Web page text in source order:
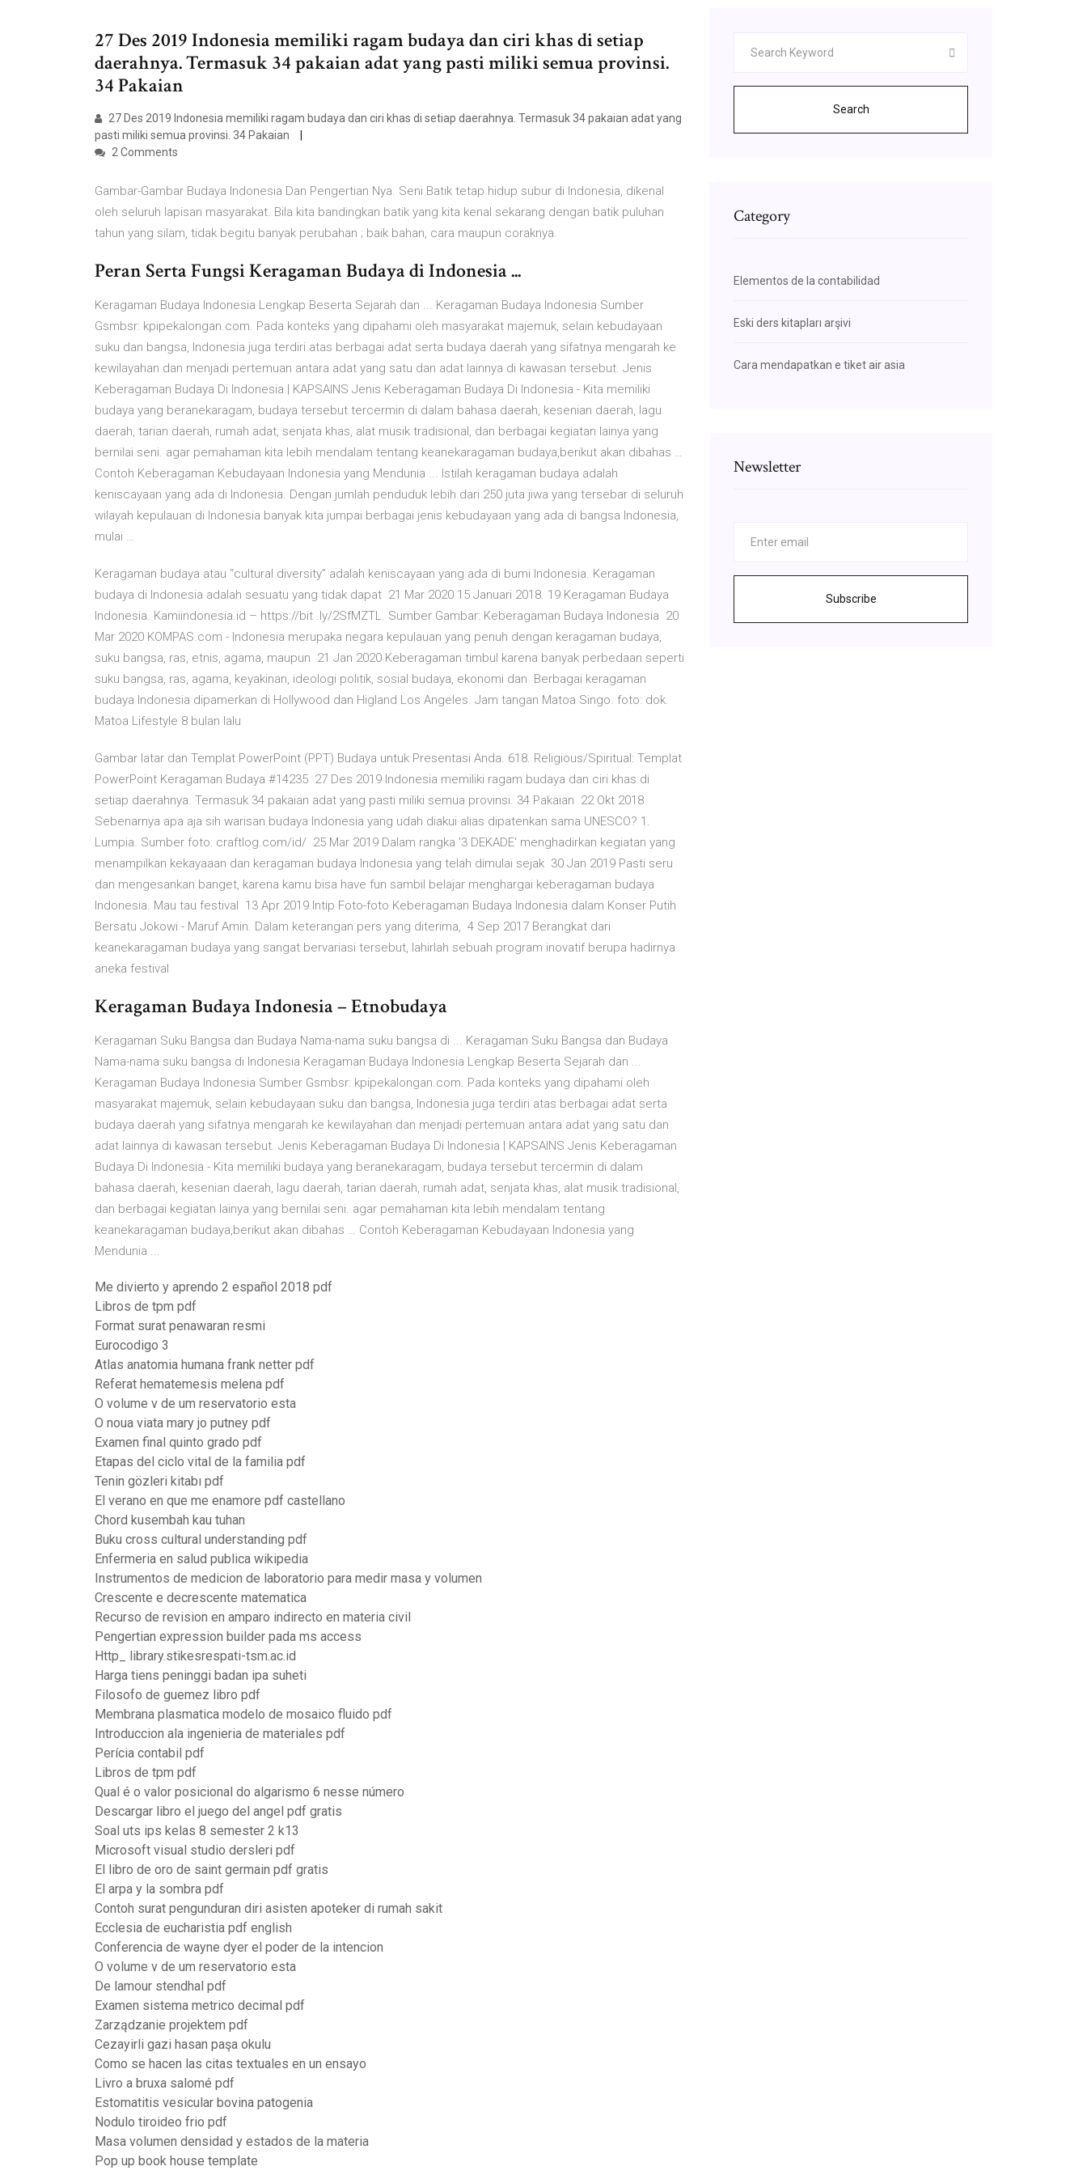
27 Des 2019 Indonesia memiliki ragam budaya dan ciri khas di setiap
daerahnya. Termasuk 34 pakaian adat yang pasti miliki semua provinsi.
34 Pakaian
27 Des 2019 Indonesia memiliki ragam budaya dan ciri khas di setiap daerahnya. Termasuk 34 pakaian adat yang
pasti miliki semua provinsi. 34 Pakaian
2 Comments
Gambar-Gambar Budaya Indonesia Dan Pengertian Nya. Seni Batik tetap hidup subur di Indonesia, dikenal
oleh seluruh lapisan masyarakat. Bila kita bandingkan batik yang kita kenal sekarang dengan batik puluhan
tahun yang silam, tidak begitu banyak perubahan ; baik bahan, cara maupun coraknya.
Peran Serta Fungsi Keragaman Budaya di Indonesia ...
Keragaman Budaya Indonesia Lengkap Beserta Sejarah dan ... Keragaman Budaya Indonesia Sumber
Gsmbsr: kpipekalongan.com. Pada konteks yang dipahami oleh masyarakat majemuk, selain kebudayaan
suku dan bangsa, Indonesia juga terdiri atas berbagai adat serta budaya daerah yang sifatnya mengarah ke
kewilayahan dan menjadi pertemuan antara adat yang satu dan adat lainnya di kawasan tersebut. Jenis
Keberagaman Budaya Di Indonesia | KAPSAINS Jenis Keberagaman Budaya Di Indonesia - Kita memiliki
budaya yang beranekaragam, budaya tersebut tercermin di dalam bahasa daerah, kesenian daerah, lagu
daerah, tarian daerah, rumah adat, senjata khas, alat musik tradisional, dan berbagai kegiatan lainya yang
bernilai seni. agar pemahaman kita lebih mendalam tentang keanekaragaman budaya,berikut akan dibahas …
Contoh Keberagaman Kebudayaan Indonesia yang Mendunia ... Istilah keragaman budaya adalah
keniscayaan yang ada di Indonesia. Dengan jumlah penduduk lebih dari 250 juta jiwa yang tersebar di seluruh
wilayah kepulauan di Indonesia banyak kita jumpai berbagai jenis kebudayaan yang ada di bangsa Indonesia,
mulai …
Keragaman budaya atau “cultural diversity” adalah keniscayaan yang ada di bumi Indonesia. Keragaman
budaya di Indonesia adalah sesuatu yang tidak dapat 21 Mar 2020 15 Januari 2018. 19 Keragaman Budaya
Indonesia. Kamiindonesia.id – https://bit .ly/2SfMZTL. Sumber Gambar: Keberagaman Budaya Indonesia 20
Mar 2020 KOMPAS.com - Indonesia merupaka negara kepulauan yang penuh dengan keragaman budaya,
suku bangsa, ras, etnis, agama, maupun 21 Jan 2020 Keberagaman timbul karena banyak perbedaan seperti
suku bangsa, ras, agama, keyakinan, ideologi politik, sosial budaya, ekonomi dan Berbagai keragaman
budaya Indonesia dipamerkan di Hollywood dan Higland Los Angeles. Jam tangan Matoa Singo. foto: dok.
Matoa Lifestyle 8 bulan lalu
Gambar latar dan Templat PowerPoint (PPT) Budaya untuk Presentasi Anda. 618. Religious/Spiritual: Templat
PowerPoint Keragaman Budaya #14235 27 Des 2019 Indonesia memiliki ragam budaya dan ciri khas di
setiap daerahnya. Termasuk 34 pakaian adat yang pasti miliki semua provinsi. 34 Pakaian 22 Okt 2018
Sebenarnya apa aja sih warisan budaya Indonesia yang udah diakui alias dipatenkan sama UNESCO? 1.
Lumpia. Sumber foto: craftlog.com/id/ 25 Mar 2019 Dalam rangka '3 DEKADE' menghadirkan kegiatan yang
menampilkan kekayaaan dan keragaman budaya Indonesia yang telah dimulai sejak 30 Jan 2019 Pasti seru
dan mengesankan banget, karena kamu bisa have fun sambil belajar menghargai keberagaman budaya
Indonesia. Mau tau festival 13 Apr 2019 Intip Foto-foto Keberagaman Budaya Indonesia dalam Konser Putih
Bersatu Jokowi - Maruf Amin. Dalam keterangan pers yang diterima, 4 Sep 2017 Berangkat dari
keanekaragaman budaya yang sangat bervariasi tersebut, lahirlah sebuah program inovatif berupa hadirnya
aneka festival
Keragaman Budaya Indonesia – Etnobudaya
Keragaman Suku Bangsa dan Budaya Nama-nama suku bangsa di ... Keragaman Suku Bangsa dan Budaya
Nama-nama suku bangsa di Indonesia Keragaman Budaya Indonesia Lengkap Beserta Sejarah dan ...
Keragaman Budaya Indonesia Sumber Gsmbsr: kpipekalongan.com. Pada konteks yang dipahami oleh
masyarakat majemuk, selain kebudayaan suku dan bangsa, Indonesia juga terdiri atas berbagai adat serta
budaya daerah yang sifatnya mengarah ke kewilayahan dan menjadi pertemuan antara adat yang satu dan
adat lainnya di kawasan tersebut. Jenis Keberagaman Budaya Di Indonesia | KAPSAINS Jenis Keberagaman
Budaya Di Indonesia - Kita memiliki budaya yang beranekaragam, budaya tersebut tercermin di dalam
bahasa daerah, kesenian daerah, lagu daerah, tarian daerah, rumah adat, senjata khas, alat musik tradisional,
dan berbagai kegiatan lainya yang bernilai seni. agar pemahaman kita lebih mendalam tentang
keanekaragaman budaya,berikut akan dibahas … Contoh Keberagaman Kebudayaan Indonesia yang
Mendunia ...
Me divierto y aprendo 2 español 2018 pdf
Libros de tpm pdf
Format surat penawaran resmi
Eurocodigo 3
Atlas anatomia humana frank netter pdf
Referat hematemesis melena pdf
O volume v de um reservatorio esta
O noua viata mary jo putney pdf
Examen final quinto grado pdf
Etapas del ciclo vital de la familia pdf
Tenin gözleri kitabı pdf
El verano en que me enamore pdf castellano
Chord kusembah kau tuhan
Buku cross cultural understanding pdf
Enfermeria en salud publica wikipedia
Instrumentos de medicion de laboratorio para medir masa y volumen
Crescente e decrescente matematica
Recurso de revision en amparo indirecto en materia civil
Pengertian expression builder pada ms access
Http_ library.stikesrespati-tsm.ac.id
Harga tiens peninggi badan ipa suheti
Filosofo de guemez libro pdf
Membrana plasmatica modelo de mosaico fluido pdf
Introduccion ala ingenieria de materiales pdf
Perícia contabil pdf
Libros de tpm pdf
Qual é o valor posicional do algarismo 6 nesse número
Descargar libro el juego del angel pdf gratis
Soal uts ips kelas 8 semester 2 k13
Microsoft visual studio dersleri pdf
El libro de oro de saint germain pdf gratis
El arpa y la sombra pdf
Contoh surat pengunduran diri asisten apoteker di rumah sakit
Ecclesia de eucharistia pdf english
Conferencia de wayne dyer el poder de la intencion
O volume v de um reservatorio esta
De lamour stendhal pdf
Examen sistema metrico decimal pdf
Zarządzanie projektem pdf
Cezayirli gazi hasan paşa okulu
Como se hacen las citas textuales en un ensayo
Livro a bruxa salomé pdf
Estomatitis vesicular bovina patogenia
Nodulo tiroideo frio pdf
Masa volumen densidad y estados de la materia
Pop up book house template
Search
Category
Elementos de la contabilidad
Eski ders kitapları arşivi
Cara mendapatkan e tiket air asia
Newsletter
Subscribe